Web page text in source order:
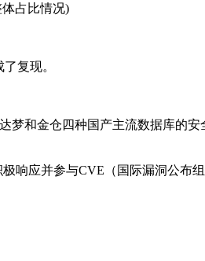
体占比情况)
复现。
达梦和金仓四种国产主流数据库的
响应并参与CVE（国际漏洞公布